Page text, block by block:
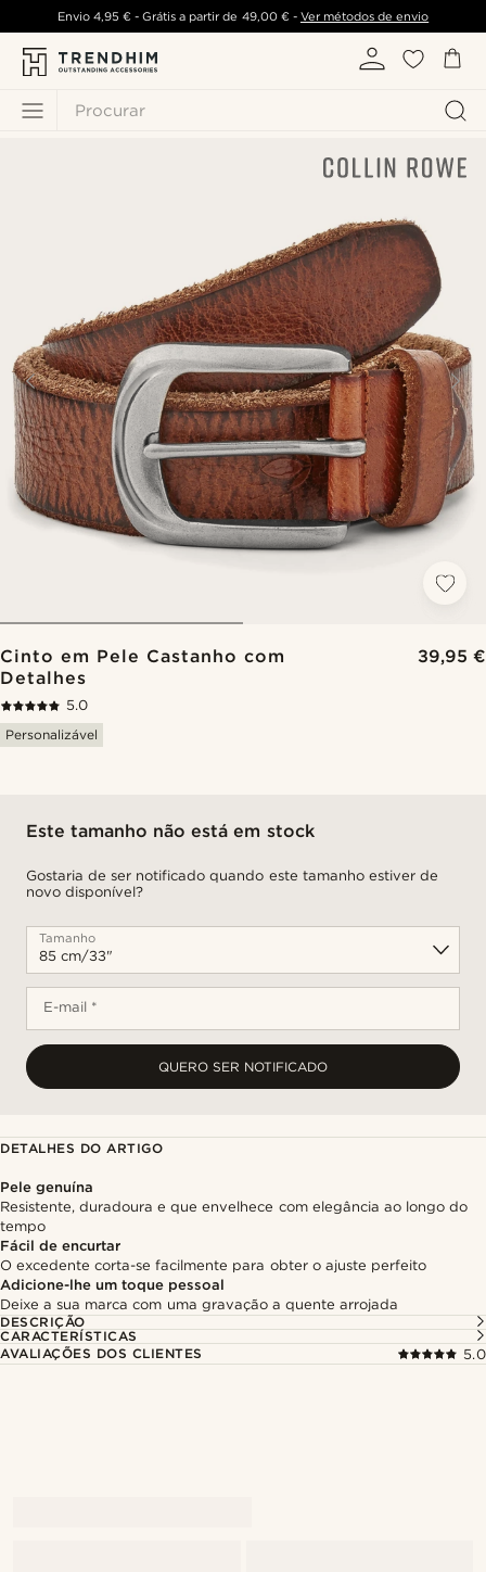
Procurar
Envio 4,95 €- Grátis a partir de 49,00 €- Ver métodos de envio
Cinto em Pele Castanho com
Detalhes
39,95 €
5.0
Personalizável
Este tamanho não está em stock
Gostaria de ser notificado quando este tamanho estiver de
novo disponível?
Tamanho
E-mail *
QUERO SER NOTIFICADO
DETALHES DO ARTIGO
Pele genuína
Resistente, duradoura e que envelhece com elegância ao longo do
tempo
Fácil de encurtar
O excedente corta-se facilmente para obter o ajuste perfeito
Adicione-lhe um toque pessoal
Deixe a sua marca com uma gravação a quente arrojada
DESCRIÇÃO
CARACTERÍSTICAS
AVALIAÇÕES DOS CLIENTES
5.0